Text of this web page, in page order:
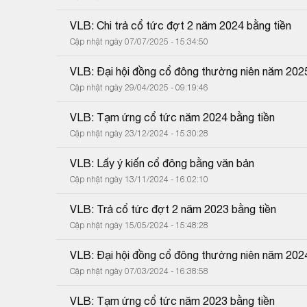
VLB: Chi trả cổ tức đợt 2 năm 2024 bằng tiền
Cập nhật ngày 07/07/2025 - 15:34:50
VLB: Đại hội đồng cổ đông thường niên năm
Cập nhật ngày 29/04/2025 - 09:19:46
VLB: Tạm ứng cổ tức năm 2024 bằng tiền
Cập nhật ngày 23/12/2024 - 15:30:28
VLB: Lấy ý kiến cổ đông bằng văn bản
Cập nhật ngày 13/11/2024 - 16:02:10
VLB: Trả cổ tức đợt 2 năm 2023 bằng tiền
Cập nhật ngày 15/05/2024 - 15:48:28
VLB: Đại hội đồng cổ đông thường niên năm
Cập nhật ngày 07/03/2024 - 16:38:58
VLB: Tạm ứng cổ tức năm 2023 bằng tiền